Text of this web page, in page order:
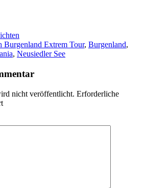
Burgenland Extrem Tour, Burgenland,
, Neusiedler See
nicht veröffentlicht. Erforderliche